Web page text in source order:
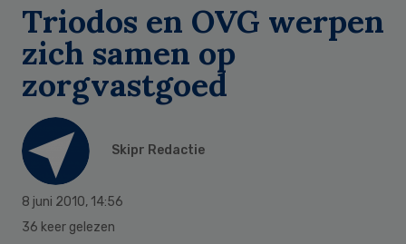
Triodos en OVG werpen
zich samen op
zorgvastgoed
Skipr Redactie
8 juni 2010, 14:56
36 keer gelezen